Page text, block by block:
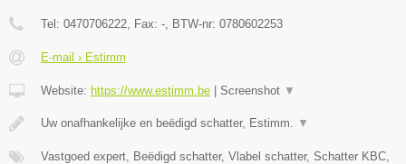
Tel: 0470706222 , Fax: - , BTW-nr: 0780602253
E-mail › Estimm
Website: https://www.estimm.be Screenshot ▼
Uw onafhankelijke en beëdigd schatter, Estimm. ▼
Vastgoed expert, Beëdigd schatter, Vlabel schatter, Schatter KBC,